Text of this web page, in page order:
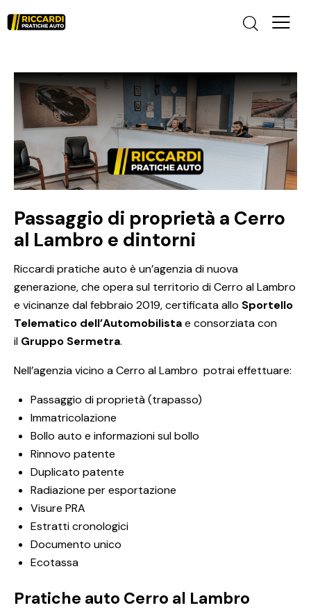
Passaggio di proprietà a Cerro
al Lambro e dintorni
Riccardi pratiche auto è un’agenzia di nuova
generazione, che opera sul territorio di Cerro al Lambro
e vicinanze dal febbraio 2019, certificata allo Sportello
Telematico dell’Automobilistae consorziata con
il Gruppo Sermetra.
Nell’agenzia vicino a Cerro al Lambro potrai effettuare:
Passaggio di proprietà (trapasso)
Immatricolazione
Bollo auto e informazioni sul bollo
Rinnovo patente
Duplicato patente
Radiazione per esportazione
Visure PRA
Estratti cronologici
Documento unico
Ecotassa
Pratiche auto Cerro al Lambro